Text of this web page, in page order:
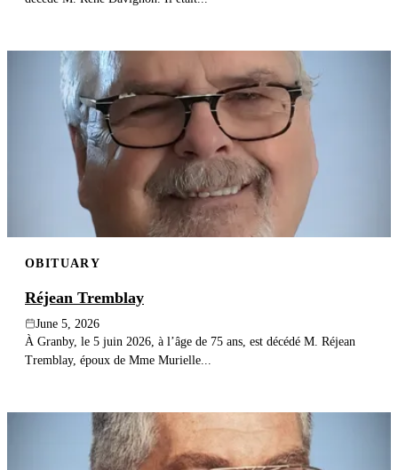
OBITUARY
Réjean Tremblay
June 5, 2026
À Granby, le 5 juin 2026, à l’âge de 75 ans, est décédé M. Réjean
Tremblay, époux de Mme Murielle...